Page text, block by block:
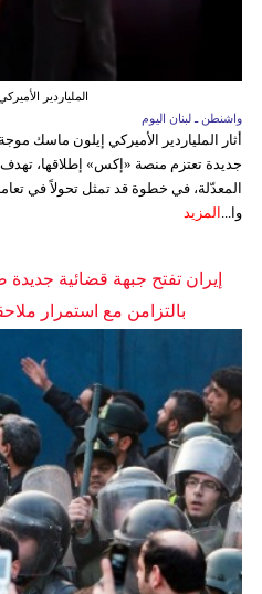
الملياردير
واشنطن ـ لبنان اليوم
أثار الملياردير الأميركي إيلون ماسك
جديدة تعتزم منصة «إكس» إطلاقها،
المعدّلة، في خطوة قد تمثل تحولاً في
وا... المزيد
إيران تفتح جبهة قضائية
بالتزامن مع استمرار